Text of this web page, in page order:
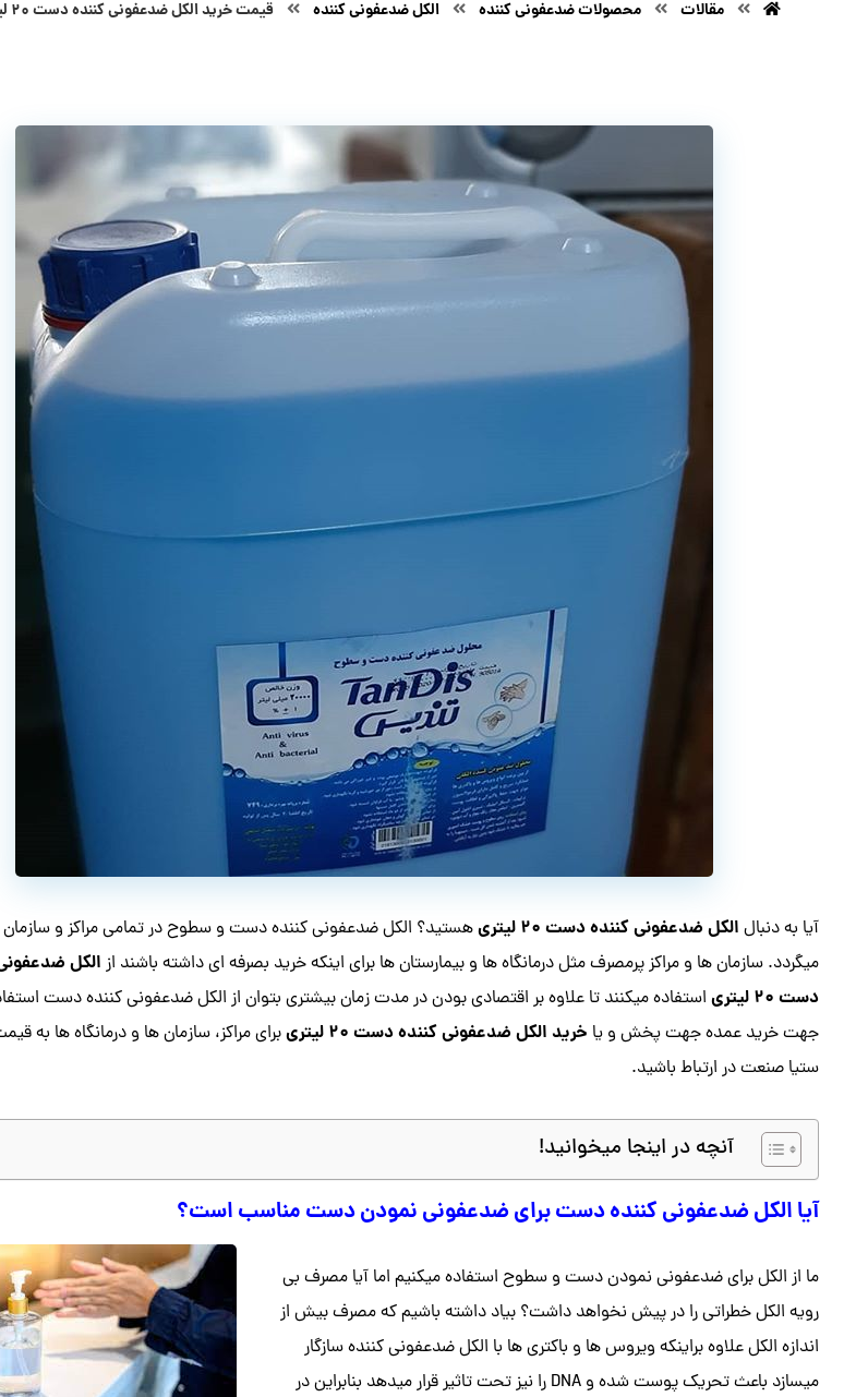
مقالات محصولات ضدعفونی کننده الکل ضدعفونی کننده قیمت خرید الکل ضدعفونی کننده دست ۲۰ لیتری
آیا به دنبال الکل ضدعفونی کننده دست ۲۰ لیتری
هستید؟ الکل ضدعفونی کننده دست و سطوح در تمامی مراکز و سازمان
میگردد. سازمان ها و مراکز پرمصرف مثل درمانگاه ها و بیمارستان ها برای اینکه خرید بصرفه ای داشته باشند از الکل
دست ۲۰ لیتری
استفاده میکنند تا علاوه بر اقتصادی بودن در مدت زمان بیشتری بتوان از الکل ضدعفونی کننده دست
جهت خرید عمده جهت پخش و یا خرید الکل ضدعفونی کننده دست ۲۰ لیتری
برای مراکز، سازمان ها و درمانگاه ها به
ستیا صنعت در ارتباط باشید.
آنچه در اینجا میخوانید!
آیا الکل ضدعفونی کننده دست برای ضدعفونی نمودن دست مناسب است؟
ما از الکل برای ضدعفونی نمودن دست و سطوح استفاده میکنیم اما آیا مصرف بی
رویه الکل خطراتی را در پیش نخواهد داشت؟ بیاد داشته باشیم که مصرف بیش از
اندازه الکل علاوه براینکه ویروس ها و باکتری ها با الکل ضدعفونی کننده سازگار
میسازد باعث تحریک پوست شده و DNA را نیز تحت تاثیر قرار میدهد بنابراین در